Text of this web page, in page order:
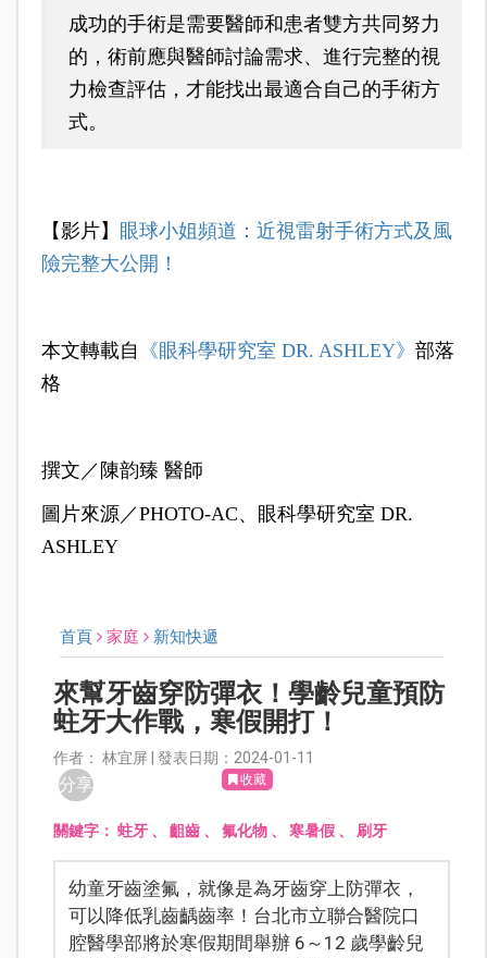
成功的手術是需要醫師和患者雙方共同努力
的，術前應與醫師討論需求、進行完整的視
力檢查評估，才能找出最適合自己的手術方
式。
【影片】
眼球小姐頻道：近視雷射手術方式及風
險完整大公開！
本文轉載自 《眼科學研究室 DR. ASHLEY》 部落
格
撰文／陳韵臻 醫師
圖片來源／PHOTO-AC、眼科學研究室 DR.
ASHLEY
首頁 家庭 新知快遞
來幫牙齒穿防彈衣！學齡兒童預防
蛀牙大作戰，寒假開打！
作者： 林宜屏 | 發表日期：2024-01-11
分享 收藏
關鍵字：蛀牙 、齟齒 、氟化物 、寒暑假 、刷牙
幼童牙齒塗氟，就像是為牙齒穿上防彈衣，
可以降低乳齒齲齒率！台北市立聯合醫院口
腔醫學部將於寒假期間舉辦 6～12 歲學齡兒